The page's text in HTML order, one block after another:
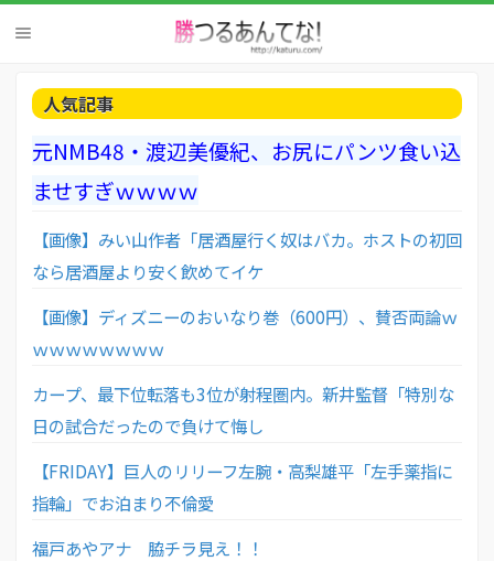
人気記事
元NMB48・渡辺美優紀、お尻にパンツ食い込
ませすぎｗｗｗｗ
【画像】みい山作者「居酒屋行く奴はバカ。ホストの初回
なら居酒屋より安く飲めてイケ
【画像】ディズニーのおいなり巻（600円）、賛否両論ｗ
ｗｗｗｗｗｗｗｗ
カープ、最下位転落も3位が射程圏内。新井監督「特別な
日の試合だったので負けて悔し
【FRIDAY】巨人のリリーフ左腕・高梨雄平「左手薬指に
指輪」でお泊まり不倫愛
福戸あやアナ 脇チラ見え！！